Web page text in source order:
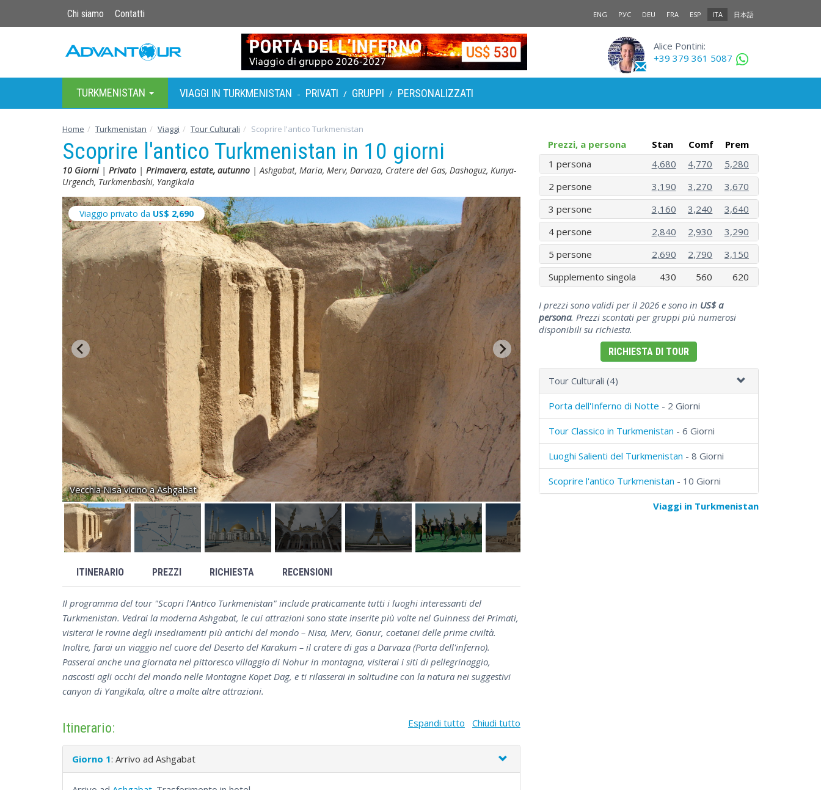
Chi siamo Contatti ENG РУС DEU FRA ESP ITA 日本語
Alice Pontini:
+39 379 361 5087
TURKMENISTAN VIAGGI IN TURKMENISTAN - PRIVATI / GRUPPI / PERSONALIZZATI
Home Turkmenistan Viaggi Tour Culturali Scoprire l'antico Turkmenistan
Scoprire l'antico Turkmenistan in 10 giorni
10 Giorni| Privato | Primavera, estate, autunno | Ashgabat, Maria, Merv, Darvaza, Cratere del Gas, Dashoguz, Kunya-
Urgench, Turkmenbashi, Yangikala
Viaggio privato da US$ 2,690
Vecchia Nisa vicino a Ashgabat
ITINERARIO PREZZI RICHIESTA RECENSIONI
Il programma del tour "Scopri l'Antico Turkmenistan" include praticamente tutti i luoghi interessanti del
Turkmenistan. Vedrai la moderna Ashgabat, le cui attrazioni sono state inserite più volte nel Guinness dei Primati,
visiterai le rovine degli insediamenti più antichi del mondo – Nisa, Merv, Gonur, coetanei delle prime civiltà.
Inoltre, farai un viaggio nel cuore del Deserto del Karakum – il cratere di gas a Darvaza (Porta dell'inferno).
Passerai anche una giornata nel pittoresco villaggio di Nohur in montagna, visiterai i siti di pellegrinaggio,
nascosti agli occhi del mondo nelle Montagne Kopet Dag, e ti rilasserai in solitudine con la natura nei suggestivi
canyon di Yangikala, oltre a molte altre attrazioni.
Itinerario: Espandi tutto Chiudi tutto
Giorno 1: Arrivo ad Ashgabat
Prezzi, a persona Stan Comf
Prem
1 persona
4,680 4,770
5,280
2 persone
3,190 3,270
3,670
3 persone
3,160 3,240
3,640
4 persone
2,840 2,930
3,290
5 persone
2,690 2,790
3,150
Supplemento singola
430 560 620
I prezzi sono validi per il 2026 e sono in US$ a
persona. Prezzi scontati per gruppi più numerosi
disponibili su richiesta.
RICHIESTA DI TOUR
Tour Culturali (4)
Porta dell'Inferno di Notte - 2 Giorni
Tour Classico in Turkmenistan - 6 Giorni
Luoghi Salienti del Turkmenistan - 8 Giorni
Scoprire l'antico Turkmenistan - 10 Giorni
Viaggi in Turkmenistan